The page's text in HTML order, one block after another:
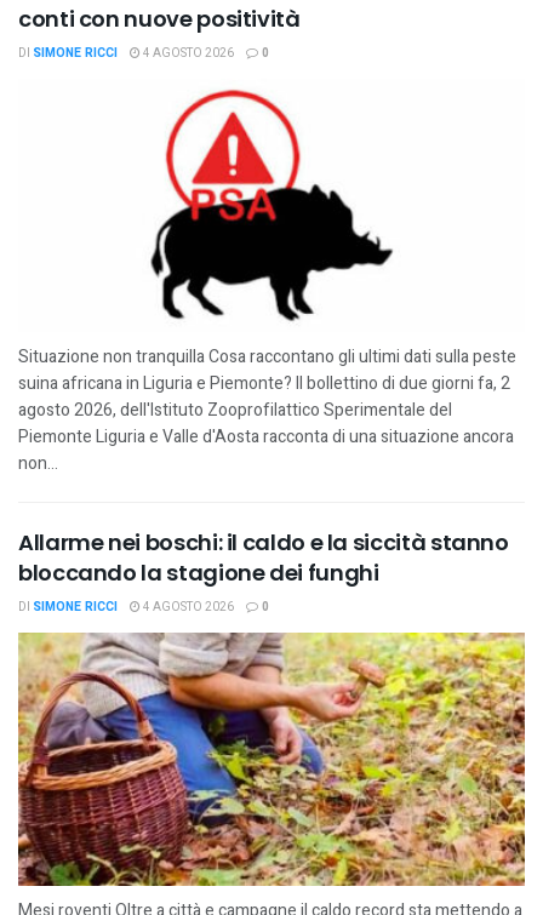
conti con nuove positività
DI SIMONE RICCI 4 AGOSTO 2026 0
Situazione non tranquilla Cosa raccontano gli ultimi dati sulla peste
suina africana in Liguria e Piemonte? Il bollettino di due giorni fa, 2
agosto 2026, dell'Istituto Zooprofilattico Sperimentale del
Piemonte Liguria e Valle d'Aosta racconta di una situazione ancora
non...
Allarme nei boschi: il caldo e la siccità stanno
bloccando la stagione dei funghi
DI SIMONE RICCI 4 AGOSTO 2026 0